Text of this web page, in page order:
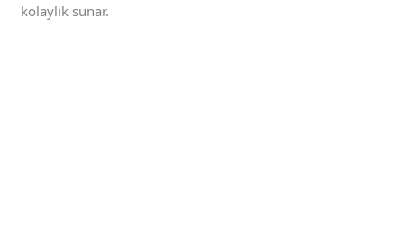
kolaylık sunar.